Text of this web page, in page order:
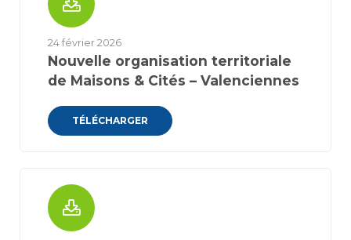
24 février 2026
Nouvelle organisation territoriale
de Maisons & Cités – Valenciennes
TÉLÉCHARGER